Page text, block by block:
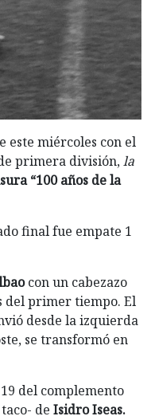
este miércoles con el
primera división,la
“100 años de la
final fue empate 1
con un cabezazo
del primer tiempo. El
desde la izquierda
se transformó en
del complemento
de Isidro Iseas.